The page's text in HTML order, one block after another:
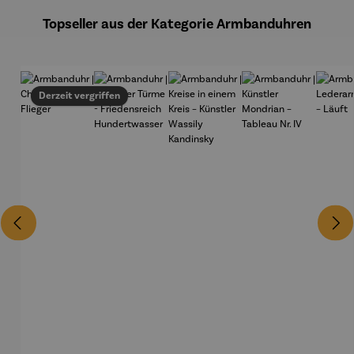
Topseller aus der Kategorie Armbanduhren
Derzeit vergriffen